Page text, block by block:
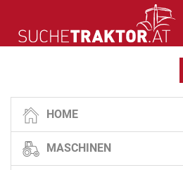
HOME
MASCHINEN